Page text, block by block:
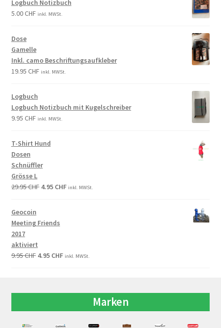
Logbuch Notizbuch
5.00CHF inkl. MWSt.
Dose
Gamelle
Inkl. camo Beschriftungsaufkleber
19.95 CHF inkl. MWSt.
Logbuch
Logbuch Notizbuch mit Kugelschreiber
9.95 CHF inkl. MWSt.
T-Shirt Hund
Dosen
Schnüffler
Grösse L
29.95CHF 4.95 CHF inkl. MWSt.
Geocoin
Meeting Friends
2017
aktiviert
9.95CHF 4.95 CHF inkl. MWSt.
Marken